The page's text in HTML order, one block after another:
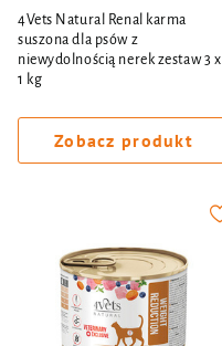
4Vets Natural Renal karma
suszona dla psów z
niewydolnością nerek zestaw 3 x
1 kg
Zobacz produkt